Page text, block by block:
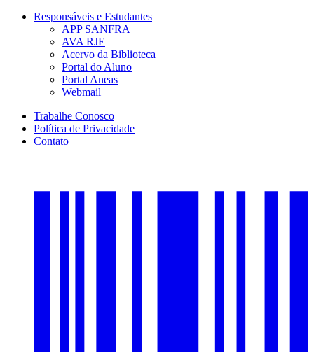
Responsáveis e Estudantes
APP SANFRA
AVA RJE
Acervo da Biblioteca
Portal do Aluno
Portal Aneas
Webmail
Trabalhe Conosco
Política de Privacidade
Contato